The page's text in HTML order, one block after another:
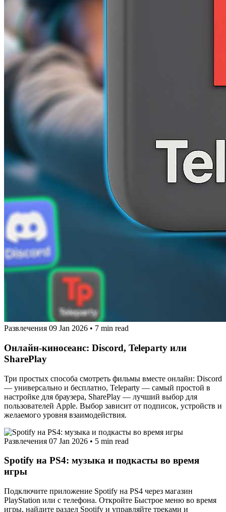
Развлечения 09 Jan 2026 • 7 min read
Онлайн‑киносеанс: Discord, Teleparty или
SharePlay
Три простых способа смотреть фильмы вместе онлайн: Discord
— универсально и бесплатно, Teleparty — самый простой в
настройке для браузера, SharePlay — лучший выбор для
пользователей Apple. Выбор зависит от подписок, устройств и
желаемого уровня взаимодействия.
Развлечения 07 Jan 2026 • 5 min read
Spotify на PS4: музыка и подкасты во время
игры
Подключите приложение Spotify на PS4 через магазин
PlayStation или с телефона. Откройте Быстрое меню во время
игры, найдите раздел Spotify и управляйте треками и